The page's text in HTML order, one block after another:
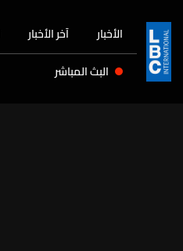
الأخبار آخر الأخبار
البث المباشر